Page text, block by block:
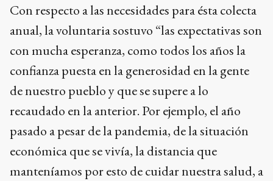
Con respecto a las necesidades para ésta colecta
anual, la voluntaria sostuvo “las expectativas son
con mucha esperanza, como todos los años la
confianza puesta en la generosidad en la gente
de nuestro pueblo y que se supere a lo
recaudado en la anterior. Por ejemplo, el año
pasado a pesar de la pandemia, de la situación
económica que se vivía, la distancia que
manteníamos por esto de cuidar nuestra salud, a